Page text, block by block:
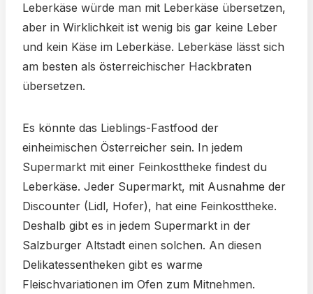
Leberkäse würde man mit Leberkäse übersetzen,
aber in Wirklichkeit ist wenig bis gar keine Leber
und kein Käse im Leberkäse. Leberkäse lässt sich
am besten als österreichischer Hackbraten
übersetzen.
Es könnte das Lieblings-Fastfood der
einheimischen Österreicher sein. In jedem
Supermarkt mit einer Feinkosttheke findest du
Leberkäse. Jeder Supermarkt, mit Ausnahme der
Discounter (Lidl, Hofer), hat eine Feinkosttheke.
Deshalb gibt es in jedem Supermarkt in der
Salzburger Altstadt einen solchen. An diesen
Delikatessentheken gibt es warme
Fleischvariationen im Ofen zum Mitnehmen.